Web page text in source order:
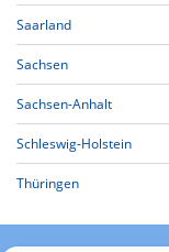
Saarland
Sachsen
Sachsen-Anhalt
Schleswig-Holstein
Thüringen